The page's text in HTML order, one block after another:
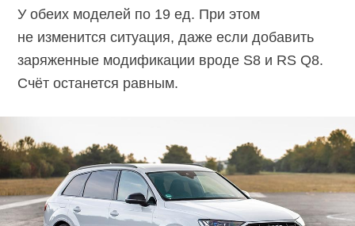
У обеих моделей по 19 ед. При этом
не изменится ситуация, даже если добавить
заряженные модификации вроде S8 и RS Q8.
Счёт останется равным.